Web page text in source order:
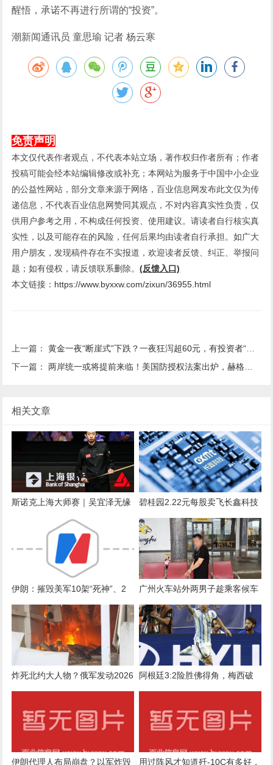
醒悟，承诺不再进行所谓的“投资”。
潮新闻通讯员 童思瑜 记者 杨云寒
免责声明
本文仅代表作者观点，不代表本站立场，著作权归作者所有；作者
投稿可能会经本站编辑修改或补充；本网站为服务于中国中小企业
的公益性网站，部分文章来源于网络，百业信息网发布此文仅为传
递信息，不代表百业信息网赞同其观点，不对内容真实性负责，仅
供用户参考之用，不构成任何投资、使用建议。请读者自行核实真
实性，以及可能存在的风险，任何后果均由读者自行承担。如广大
用户朋友，发现稿件存在不实报道，欢迎读者反馈、纠正、举报问
题；如有侵权，请反馈联系删除。(反馈入口)
本文链接： https://www.byxxw.com/zixun/36955.html
上一篇：黄金一夜“断崖式”下跌？一夜狂泻超60元，有投资者“抄底”到钱空
下一篇：两岸统一或将提前来临！美国防授权法案出炉，赫格塞斯收到重要信号，不到24小时，解放军18架次战机出动
相关文章
斯诺克上海大师赛｜吴宜泽无缘
决赛，坦言练球时间减少
碧桂园2.22元每股卖飞长鑫科技
（现价54.65元），痛失470亿
伊朗：摧毁美军10架“死神”、2
架重型直升机！伊前外长警告乌
克兰：不要再向美国提供无人
机，否则总统官邸将成打击目标
广州火车站外两男子趁乘客候车
睡着偷手机，被抓获！现场曝光
炸死北约大人物？俄军发动2026
火海
阿根廷3:2险胜佛得角，梅西破
伊朗代理人布局崩盘？以军炸毁 用过阵风才知道歼-10C有多好，